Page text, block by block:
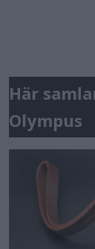
Här
Olympus